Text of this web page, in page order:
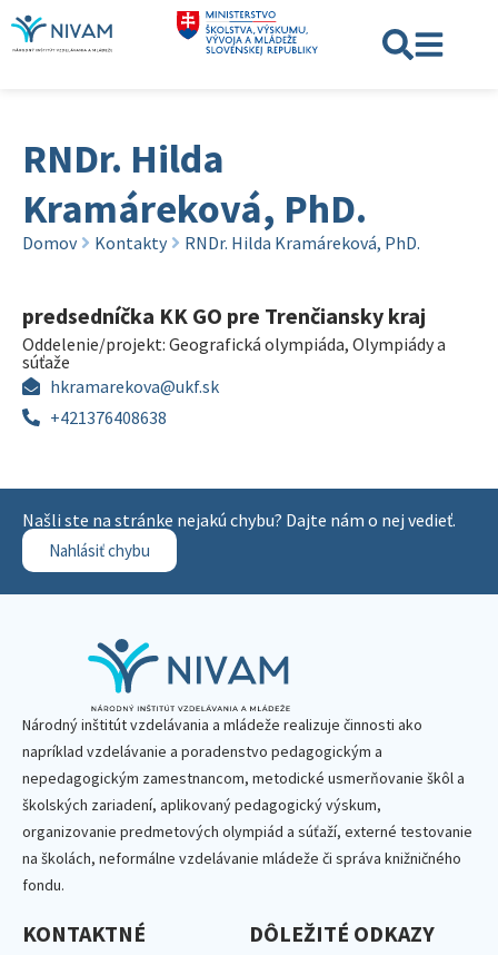
RNDr. Hilda
Kramáreková, PhD.
Domov Kontakty RNDr. Hilda Kramáreková, PhD.
predsedníčka KK GO pre Trenčiansky kraj
Oddelenie/projekt: Geografická olympiáda, Olympiády a
súťaže
hkramarekova@ukf.sk
+421376408638
Našli ste na stránke nejakú chybu? Dajte nám o nej vedieť.
Nahlásiť chybu
Národný inštitút vzdelávania a mládeže realizuje činnosti ako
napríklad vzdelávanie a poradenstvo pedagogickým a
nepedagogickým zamestnancom, metodické usmerňovanie škôl a
školských zariadení, aplikovaný pedagogický výskum,
organizovanie predmetových olympiád a súťaží, externé testovanie
na školách, neformálne vzdelávanie mládeže či správa knižničného
fondu.
KONTAKTNÉ
DÔLEŽITÉ ODKAZY